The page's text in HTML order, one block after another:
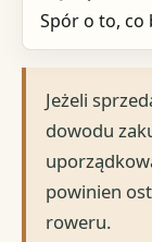
Spór o to, co
Jeżeli
dowodu
powinien
roweru.